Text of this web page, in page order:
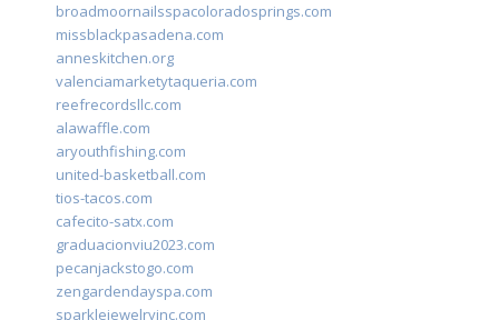
broadmoornailsspacoloradosprings.com
missblackpasadena.com
anneskitchen.org
valenciamarketytaqueria.com
reefrecordsllc.com
alawaffle.com
aryouthfishing.com
united-basketball.com
tios-tacos.com
cafecito-satx.com
graduacionviu2023.com
pecanjackstogo.com
zengardendayspa.com
sparklejewelryinc.com